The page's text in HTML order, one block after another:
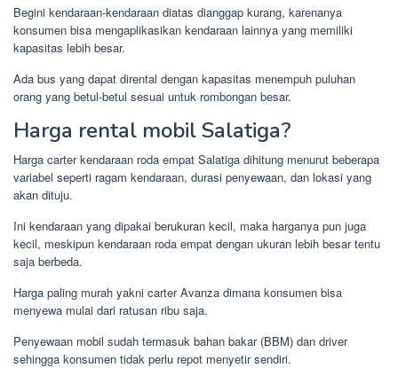
Begini kendaraan-kendaraan diatas dianggap kurang, karenanya
konsumen bisa mengaplikasikan kendaraan lainnya yang memiliki
kapasitas lebih besar.
Ada bus yang dapat dirental dengan kapasitas menempuh puluhan
orang yang betul-betul sesuai untuk rombongan besar.
Harga rental mobil Salatiga?
Harga carter kendaraan roda empat Salatiga dihitung menurut beberapa
variabel seperti ragam kendaraan, durasi penyewaan, dan lokasi yang
akan dituju.
Ini kendaraan yang dipakai berukuran kecil, maka harganya pun juga
kecil, meskipun kendaraan roda empat dengan ukuran lebih besar tentu
saja berbeda.
Harga paling murah yakni carter Avanza dimana konsumen bisa
menyewa mulai dari ratusan ribu saja.
Penyewaan mobil sudah termasuk bahan bakar (BBM) dan driver
sehingga konsumen tidak perlu repot menyetir sendiri.